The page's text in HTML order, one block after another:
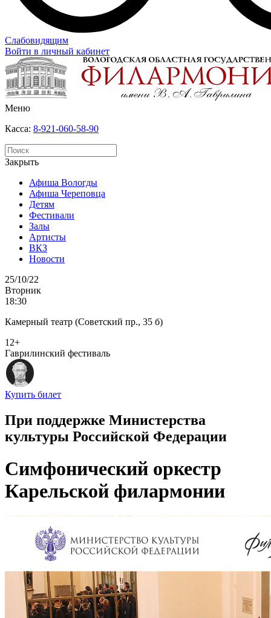
Слабовидящим
Войти в личный кабинет
Меню
Касса: 8-921-060-58-90
Закрыть
Афиша Вологды
Афиша Череповца
Детям
Фестивали
Залы
Артисты
ВКЗ
Новости
25/10/22
Вторник
18:30
Камерный театр (Советский пр., 35 б)
12+
Гаврилинский фестиваль
Купить билет
При поддержке Министерства
культуры Российской Федерации
Симфонический оркестр
Карельской филармонии